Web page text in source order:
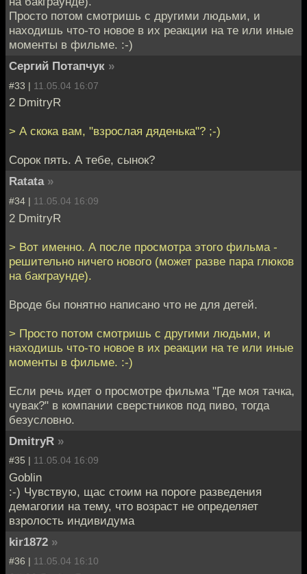
Просто потом смотришь с другими людьми, и
находишь что-то новое в их реакции на те или иные
моменты в фильме. :-)
Сергий Потапчук »
#33 | 11.05.04 16:07
2 DmitryR
> А скока вам, "взрослая дяденька"? ;-)
Сорок пять. А тебе, сынок?
Ratata »
#34 | 11.05.04 16:09
2 DmitryR
> Вот именно. А после просмотра этого фильма -
решительно ничего нового (может разве пара глюков
на бакграунде).
Вроде бы понятно написано что не для детей.
> Просто потом смотришь с другими людьми, и
находишь что-то новое в их реакции на те или иные
моменты в фильме. :-)
Если речь идет о просмотре фильма "Где моя тачка,
чувак?" в компании сверстников под пиво, тогда
безусловно.
DmitryR »
#35 | 11.05.04 16:09
Goblin
:-) Чувствую, щас стоим на пороге разведения
демагогии на тему, что возраст не определяет
взролость индивидума
kir1872 »
#36 | 11.05.04 16:10